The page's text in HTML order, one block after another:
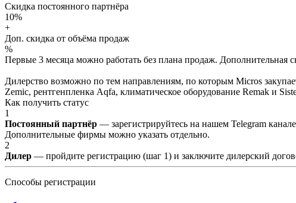
Скидка постоянного партнёра
10%
+
Доп. скидка от объёма продаж
%
Первые 3 месяца можно работать без плана продаж. Дополнительная
Дилерство возможно по тем направлениям, по которым Micros
Zemic, рентгенпленка Aqfa, климатическое оборудование Remak и
Как получить статус
1
Постоянный партнёр — зарегистрируйтесь на нашем Telegram
Дополнительные фирмы можно указать отдельно.
2
Дилер — пройдите регистрацию (шаг 1) и заключите дилерский
Способы регистрации